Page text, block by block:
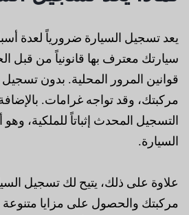
يعد تسجيل السيارة ضرورياً لعدة
سيارتك معترف بها قانونياً من قبل
قوانين المرور المحلية. بدون
مركبتك، وقد تواجه غرامات.
التسجيل المحدث إثباتاً للملكية، وهو
السيارة.
علاوة على ذلك، يتيح لك تسجيل
مركبتك والحصول على مزايا